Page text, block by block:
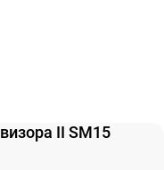
II SM15